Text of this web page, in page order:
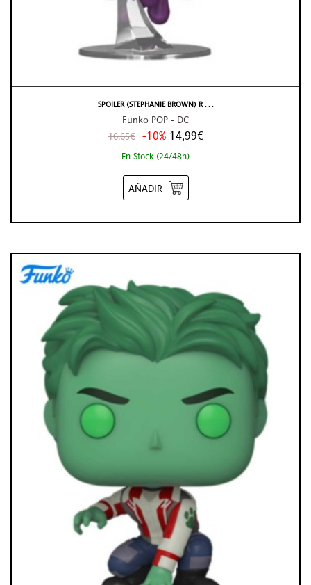
SPOILER (STEPHANIE BROWN) R . . .
Funko POP - DC
16,65€ -10% 14,99€
En Stock (24/48h)
AÑADIR